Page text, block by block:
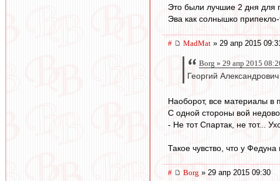
Это были лучшие 2 дня для
Эва как солнышко припекло-
# MadMat » 29 апр 2015 09:31
Borg » 29 апр 2015
Георгий
Наоборот, все материалы в
С одной стороны вой
- Не тот Спартак, не тот...
Такое чувство, что у
# Borg » 29 апр 2015 09:30